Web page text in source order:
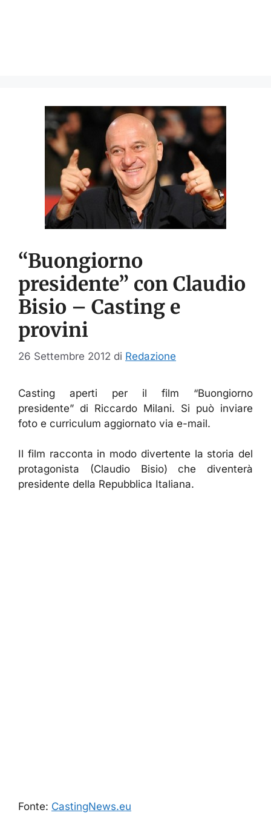
“Buongiorno
presidente” con Claudio
Bisio – Casting e
provini
26 Settembre 2012 di Redazione
Casting aperti per il film “Buongiorno
presidente” di Riccardo Milani. Si può inviare
foto e curriculum aggiornato via e-mail.
Il film racconta in modo divertente la storia del
protagonista (Claudio Bisio) che diventerà
presidente della Repubblica Italiana.
Fonte: CastingNews.eu